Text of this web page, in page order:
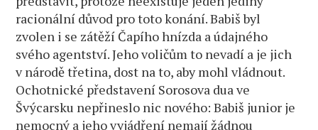
racionální důvod pro toto konání. Babiš byl
zvolen i se zátěží Čapího hnízda a údajného
svého agentství. Jeho voličům to nevadí a je jich
v národě třetina, dost na to, aby mohl vládnout.
Ochotnické představení Sorosova dua ve
Švýcarsku nepřineslo nic nového: Babiš junior je
nemocný a jeho vyjádření nemají žádnou